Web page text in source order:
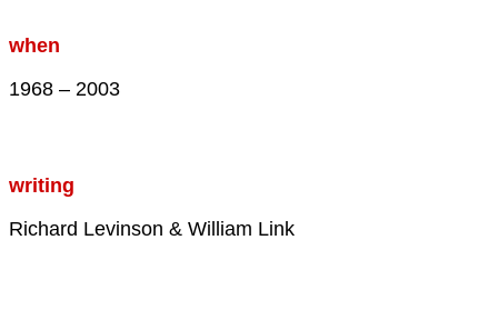
when
1968 – 2003
writing
Richard Levinson & William Link